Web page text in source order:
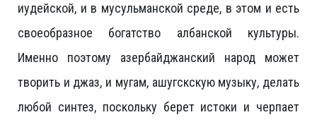
иудейской, и в мусульманской среде, в этом и есть
своеобразное богатство албанской культуры.
Именно поэтому азербайджанский народ может
творить и джаз, и мугам, ашугскскую музыку, делать
любой синтез, поскольку берет истоки и черпает